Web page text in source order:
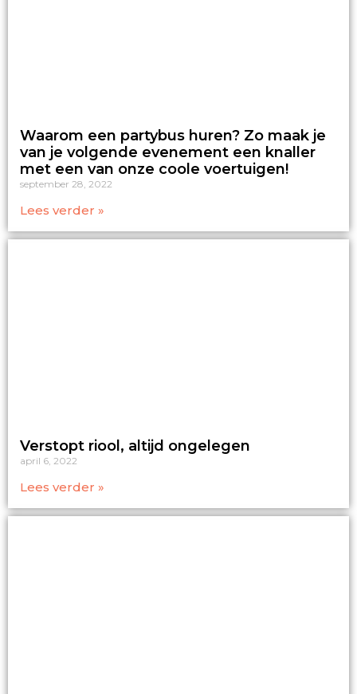
Waarom een partybus huren? Zo maak je
van je volgende evenement een knaller
met een van onze coole voertuigen!
september 28, 2022
Lees verder »
Verstopt riool, altijd ongelegen
april 6, 2022
Lees verder »